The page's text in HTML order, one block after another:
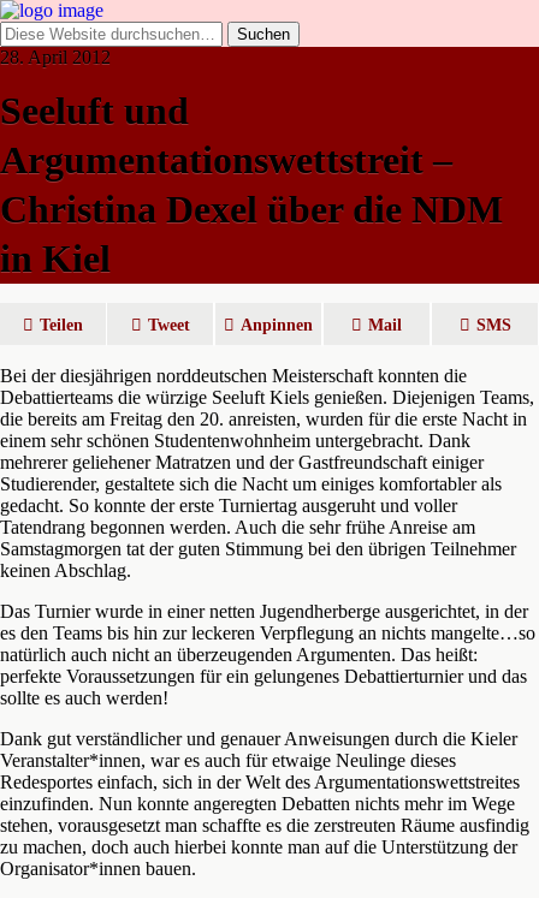
28. April 2012
Seeluft und
Argumentationswettstreit –
Christina Dexel über die NDM
in Kiel
Teilen Tweet Anpinnen Mail SMS
Bei der diesjährigen norddeutschen Meisterschaft konnten die
Debattierteams die würzige Seeluft Kiels genießen. Diejenigen Teams,
die bereits am Freitag den 20. anreisten, wurden für die erste Nacht in
einem sehr schönen Studentenwohnheim untergebracht. Dank
mehrerer geliehener Matratzen und der Gastfreundschaft einiger
Studierender, gestaltete sich die Nacht um einiges komfortabler als
gedacht. So konnte der erste Turniertag ausgeruht und voller
Tatendrang begonnen werden. Auch die sehr frühe Anreise am
Samstagmorgen tat der guten Stimmung bei den übrigen Teilnehmer
keinen Abschlag.
Das Turnier wurde in einer netten Jugendherberge ausgerichtet, in der
es den Teams bis hin zur leckeren Verpflegung an nichts mangelte…so
natürlich auch nicht an überzeugenden Argumenten. Das heißt:
perfekte Voraussetzungen für ein gelungenes Debattierturnier und das
sollte es auch werden!
Dank gut verständlicher und genauer Anweisungen durch die Kieler
Veranstalter*innen, war es auch für etwaige Neulinge dieses
Redesportes einfach, sich in der Welt des Argumentationswettstreites
einzufinden. Nun konnte angeregten Debatten nichts mehr im Wege
stehen, vorausgesetzt man schaffte es die zerstreuten Räume ausfindig
zu machen, doch auch hierbei konnte man auf die Unterstützung der
Organisator*innen bauen.